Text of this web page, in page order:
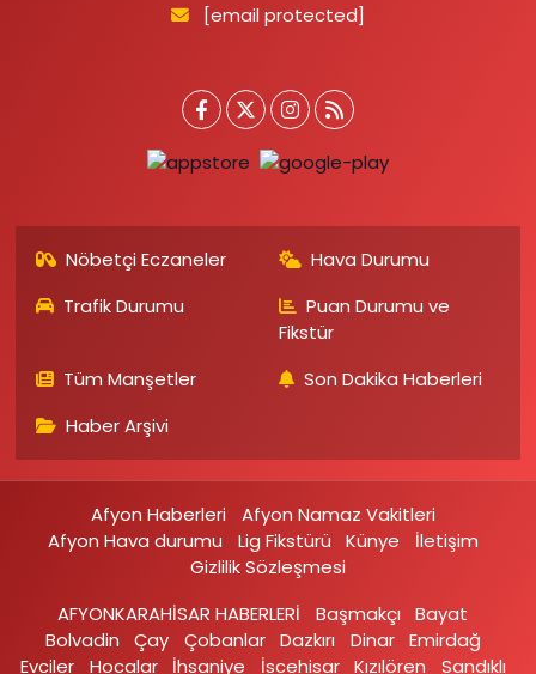
[email protected]
Nöbetçi Eczaneler
Hava Durumu
Trafik Durumu
Puan Durumu ve
Fikstür
Tüm Manşetler
Son Dakika Haberleri
Haber Arşivi
Afyon Haberleri
Afyon Namaz Vakitleri
Afyon Hava durumu
Lig Fikstürü Künye
İletişim
Gizlilik Sözleşmesi
AFYONKARAHİSAR HABERLERİ
Başmakçı
Bayat
Bolvadin
Çay Çobanlar Dazkırı Dinar Emirdağ‎
Evciler‎
Hocalar İhsaniye‎ İscehisar Kızılören‎ Sandıklı‎